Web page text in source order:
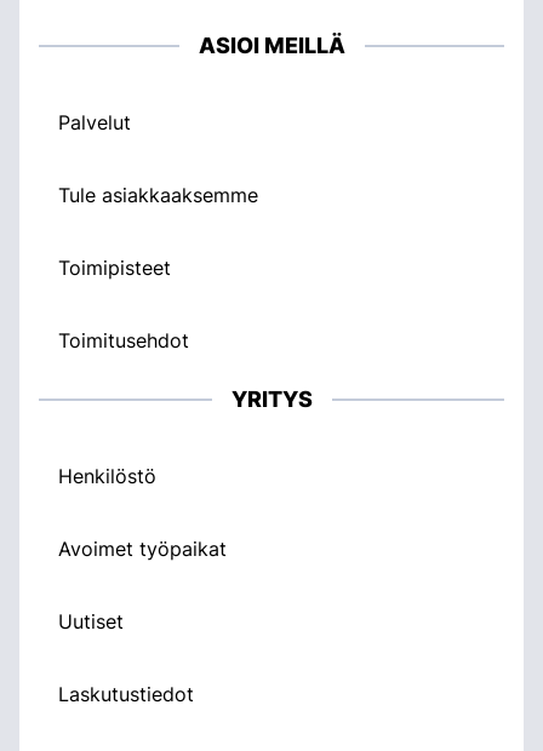
ASIOI MEILLÄ
Palvelut
Tule asiakkaaksemme
Toimipisteet
Toimitusehdot
YRITYS
Henkilöstö
Avoimet työpaikat
Uutiset
Laskutustiedot